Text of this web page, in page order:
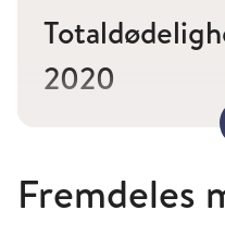
2020
I Norge var
– uansett
sammenliknet
(12;13).
Fremdeles